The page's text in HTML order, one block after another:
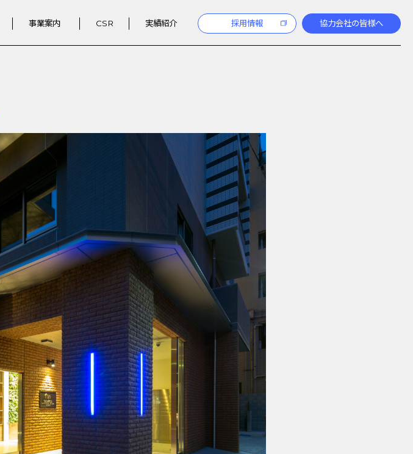
事業案内 CSR 実績紹介 採用情報 協力会社の皆様へ